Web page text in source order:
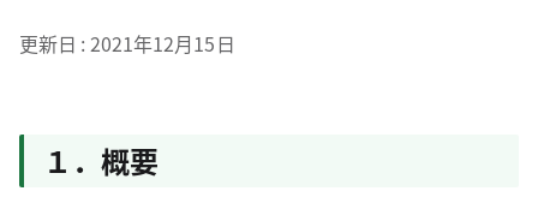
更新日 2021年12月15日
１．概要